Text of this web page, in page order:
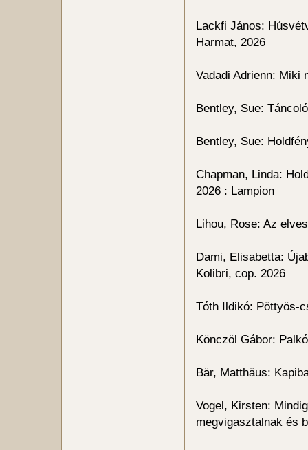
Lackfi János:
Harmat, 2026
Vadadi Adrienn: Miki
Bentley, Sue:
Bentley, Sue:
Chapman, Linda:
2026 : Lampion
Lihou, Rose: Az
Dami, Elisabetta:
Kolibri, cop. 2026
Tóth Ildikó: Pöttyös-
Könczöl Gábor:
Bär, Matthäus:
Vogel, Kirsten:
megvigasztalnak és